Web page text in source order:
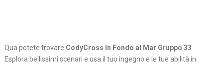
Qua potete trovare CodyCross In Fondo al Mar Gruppo 33 .
Esplora bellissimi scenari e usa il tuo ingegno e le tue abilità in